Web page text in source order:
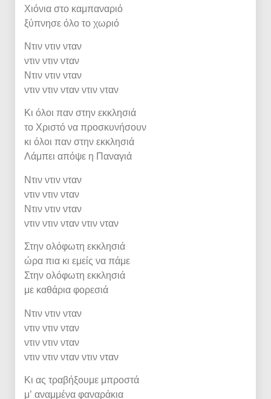
Χιόνια στο καμπαναριό
ξύπνησε όλο το χωριό
Ντιν ντιν νταν
ντιν ντιν νταν
Ντιν ντιν νταν
ντιν ντιν νταν ντιν νταν
Κι όλοι παν στην εκκλησιά
το Χριστό να προσκυνήσουν
κι όλοι παν στην εκκλησιά
Λάμπει απόψε η Παναγιά
Ντιν ντιν νταν
ντιν ντιν νταν
Ντιν ντιν νταν
ντιν ντιν νταν ντιν νταν
Στην ολόφωτη εκκλησιά
ώρα πια κι εμείς να πάμε
Στην ολόφωτη εκκλησιά
με καθάρια φορεσιά
Ντιν ντιν νταν
ντιν ντιν νταν
ντιν ντιν νταν
ντιν ντιν νταν ντιν νταν
Κι ας τραβήξουμε μπροστά
μ’ αναμμένα φαναράκια